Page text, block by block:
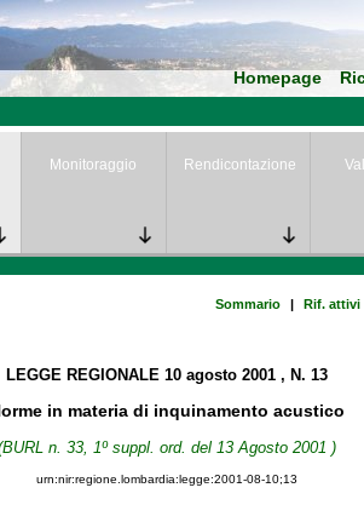
Homepage
Monitoraggio Rendicontazione
Sommario | Rif. attivi
LEGGE REGIONALE 10 agosto 2001 , N. 13
in materia di inquinamento acustico
n. 33, 1º suppl. ord. del 13 Agosto 2001 )
urn:nir:regione.lombardia:legge:2001-08-10;13